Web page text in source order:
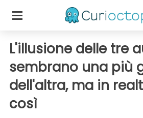
L'illusione delle tre
sembrano una più
dell'altra, ma in
così